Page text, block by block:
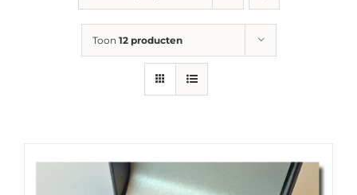
Toon 12 producten